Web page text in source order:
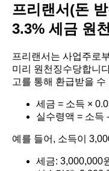
프리랜서(돈
3.3% 세금 원
프리랜서는 사업주로
미리 원천징수당합니
고를 통해 환급받을 수
세금 = 소득 ×
실수령액 = 소득
예를 들어, 소득이
세금: 3,000,000